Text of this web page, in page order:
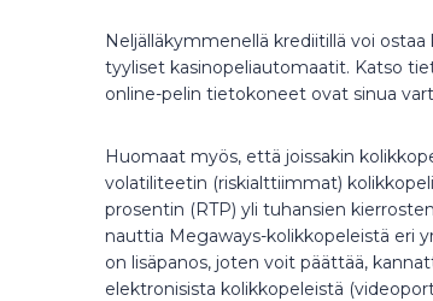
Neljälläkymmenellä krediitillä voi
tyyliset kasinopeliautomaatit. Katso
online-pelin tietokoneet ovat sinua
Huomaat myös, että joissakin
volatiliteetin (riskialttiimmat)
prosentin (RTP) yli tuhansien
nauttia Megaways-kolikkopeleistä eri
on lisäpanos, joten voit päättää,
elektronisista kolikkopeleistä